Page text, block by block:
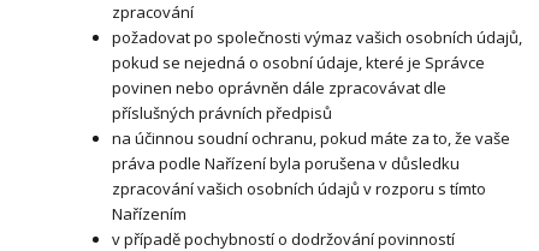
zpracování
požadovat po společnosti výmaz vašich osobních údajů,
pokud se nejedná o osobní údaje, které je Správce
povinen nebo oprávněn dále zpracovávat dle
příslušných právních předpisů
na účinnou soudní ochranu, pokud máte za to, že vaše
práva podle Nařízení byla porušena v důsledku
zpracování vašich osobních údajů v rozporu s tímto
Nařízením
v případě pochybností o dodržování povinností